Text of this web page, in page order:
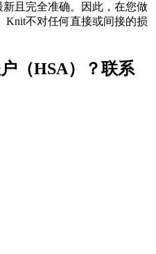
且完全准确。因此，在您做
Knit不对任何直接或间接的损
（HSA）？联系